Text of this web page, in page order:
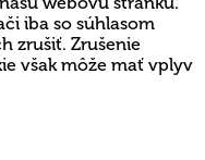
iba so súhlasom
zrušiť. Zrušenie
však môže mať vplyv